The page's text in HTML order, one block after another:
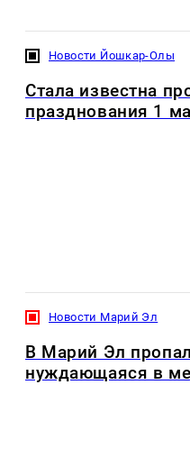
Новости Йошкар-Олы
Стала известна
празднования 1
Новости Марий Эл
В Марий Эл
нуждающаяся в